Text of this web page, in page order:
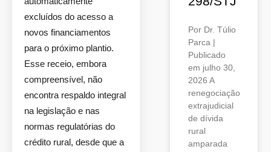
excluídos do acesso a
novos financiamentos
para o próximo plantio.
Esse receio, embora
compreensível, não
encontra respaldo integral
na legislação e nas
normas regulatórias do
crédito rural, desde que a
Por Dr. Túlio
Parca |
Publicado
em julho 30,
2026 A
renegociação
extrajudicial
de dívida
rural
amparada